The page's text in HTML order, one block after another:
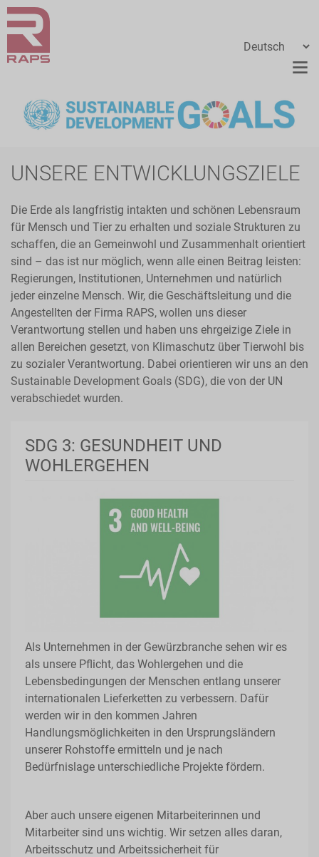
UNSERE ENTWICKLUNGSZIELE
Die Erde als langfristig intakten und schönen Lebensraum
für Mensch und Tier zu erhalten und soziale Strukturen zu
schaffen, die an Gemeinwohl und Zusammenhalt orientiert
sind – das ist nur möglich, wenn alle einen Beitrag leisten:
Regierungen, Institutionen, Unternehmen und natürlich
jeder einzelne Mensch. Wir, die Geschäftsleitung und die
Angestellten der Firma RAPS, wollen uns dieser
Verantwortung stellen und haben uns ehrgeizige Ziele in
allen Bereichen gesetzt, von Klimaschutz über Tierwohl bis
zu sozialer Verantwortung. Dabei orientieren wir uns an den
Sustainable Development Goals (SDG), die von der UN
verabschiedet wurden.
SDG 3: GESUNDHEIT UND
WOHLERGEHEN
Als Unternehmen in der Gewürzbranche sehen wir es
als unsere Pflicht, das Wohlergehen und die
Lebensbedingungen der Menschen entlang unserer
internationalen Lieferketten zu verbessern. Dafür
werden wir in den kommen Jahren
Handlungsmöglichkeiten in den Ursprungsländern
unserer Rohstoffe ermitteln und je nach
Bedürfnislage unterschiedliche Projekte fördern.
Aber auch unsere eigenen Mitarbeiterinnen und
Mitarbeiter sind uns wichtig. Wir setzen alles daran,
Arbeitsschutz und Arbeitssicherheit für